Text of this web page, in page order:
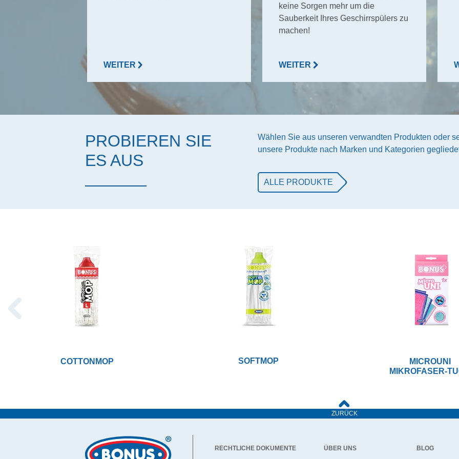
WEITER
keine Sorgen mehr um die
Sauberkeit Ihres Geschirrspülers zu
machen!
WEITER
PROBIEREN SIE
ES AUS
Wählen Sie aus unseren verwandten Produkten oder
unsere Produkte nach Marken und Kategorien
ALLE PRODUKTE
COTTONMOP SOFTMOP
MICROUNI
MIKROFASER-
ZURÜCK
RECHTLICHE DOKUMENTE ÜBER UNS BLOG